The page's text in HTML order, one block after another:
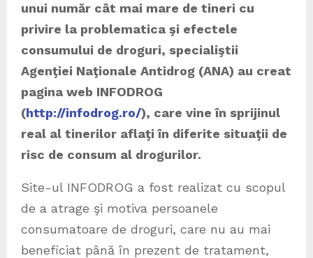
unui număr cât mai mare de tineri cu
privire la problematica şi efectele
consumului de droguri, specialiştii
Agenţiei Naţionale Antidrog (ANA) au creat
pagina web INFODROG
(http://infodrog.ro/), care vine în sprijinul
real al tinerilor aflaţi în diferite situaţii de
risc de consum al drogurilor.
Site-ul INFODROG a fost realizat cu scopul
de a atrage şi motiva persoanele
consumatoare de droguri, care nu au mai
beneficiat până în prezent de tratament,